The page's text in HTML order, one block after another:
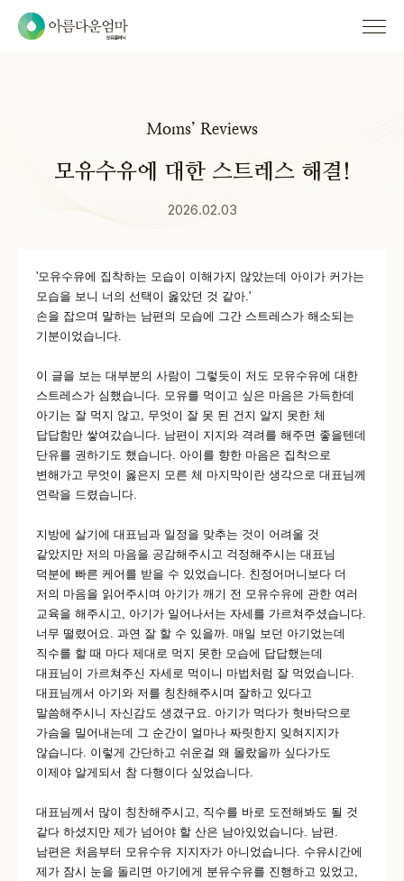
Moms’ Reviews
모유수유에 대한 스트레스 해결!
2026.02.03
'모유수유에 집착하는 모습이 이해가지 않았는데 아이가 커가는
모습을 보니 너의 선택이 옳았던 것 같아.'
손을 잡으며 말하는 남편의 모습에 그간 스트레스가 해소되는
기분이었습니다.
이 글을 보는 대부분의 사람이 그렇듯이 저도 모유수유에 대한
스트레스가 심했습니다. 모유를 먹이고 싶은 마음은 가득한데
아기는 잘 먹지 않고, 무엇이 잘 못 된 건지 알지 못한 체
답답함만 쌓여갔습니다. 남편이 지지와 격려를 해주면 좋을텐데
단유를 권하기도 했습니다. 아이를 향한 마음은 집착으로
변해가고 무엇이 옳은지 모른 체 마지막이란 생각으로 대표님께
연락을 드렸습니다.
지방에 살기에 대표님과 일정을 맞추는 것이 어려울 것
같았지만 저의 마음을 공감해주시고 걱정해주시는 대표님
덕분에 빠른 케어를 받을 수 있었습니다. 친정어머니보다 더
저의 마음을 읽어주시며 아기가 깨기 전 모유수유에 관한 여러
교육을 해주시고, 아기가 일어나서는 자세를 가르쳐주셨습니다.
너무 떨렸어요. 과연 잘 할 수 있을까. 매일 보던 아기었는데
직수를 할 때 마다 제대로 먹지 못한 모습에 답답했는데
대표님이 가르쳐주신 자세로 먹이니 마법처럼 잘 먹었습니다.
대표님께서 아기와 저를 칭찬해주시며 잘하고 있다고
말씀해주시니 자신감도 생겼구요. 아기가 먹다가 혓바닥으로
가슴을 밀어내는데 그 순간이 얼마나 짜릿한지 잊혀지지가
않습니다. 이렇게 간단하고 쉬운걸 왜 몰랐을까 싶다가도
이제야 알게되서 참 다행이다 싶었습니다.
대표님께서 많이 칭찬해주시고, 직수를 바로 도전해봐도 될 것
같다 하셨지만 제가 넘어야 할 산은 남아있었습니다. 남편.
남편은 처음부터 모유수유 지지자가 아니었습니다. 수유시간에
제가 잠시 눈을 돌리면 아기에게 분유수유를 진행하고 있었고,